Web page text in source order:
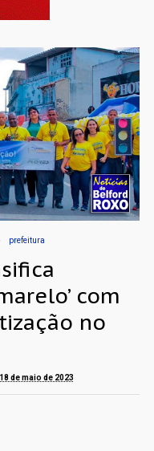
prefeitura
com
no
de maio de 2023